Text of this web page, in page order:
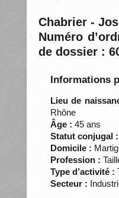
Chabrier -
Numéro
de dossier :
Informations
Lieu de
Rhône
Âge : 45 ans
Statut conjugal :
Domicile :
Profession :
Type d’activité :
Secteur :